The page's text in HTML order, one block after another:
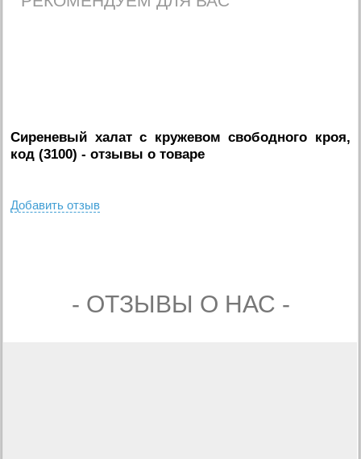
Сиреневый халат с кружевом свободного кроя,
код (3100) - отзывы о товаре
Добавить отзыв
- ОТЗЫВЫ О НАС -